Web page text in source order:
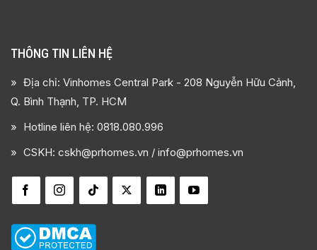
THÔNG TIN LIÊN HỆ
Địa chỉ: Vinhomes Central Park - 208 Nguyễn Hữu Cảnh,
Q. Bình Thạnh, TP. HCM
Hotline liên hệ: 0818.080.996
CSKH: cskh@prhomes.vn / info@prhomes.vn